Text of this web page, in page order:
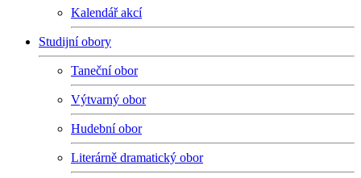
Kalendář akcí
Studijní obory
Taneční obor
Výtvarný obor
Hudební obor
Literárně dramatický obor